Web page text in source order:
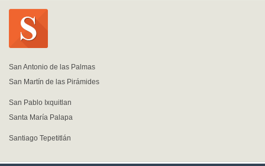
San Antonio de las Palmas
San Martín de las Pirámides
San Pablo Ixquitlan
Santa María Palapa
Santiago Tepetitlán